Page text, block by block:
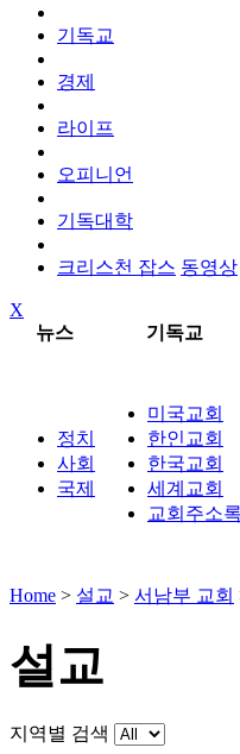
기독교
경제
라이프
오피니언
기독대학
크리스천 잡스 동영상
X
뉴스
기독교
정치
사회
국제
미국교회
한인교회
한국교회
세계교회
교회주소록
Home > 설교 > 서남부 교회
설교
지역별 검색